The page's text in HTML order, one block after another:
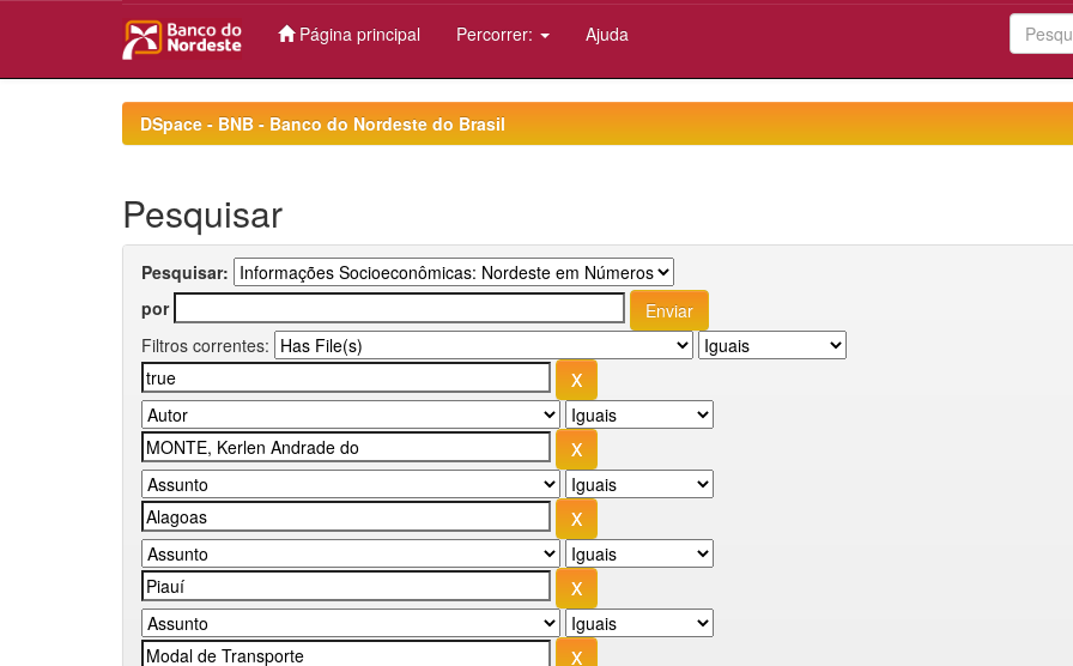
Página principal Percorrer: Ajuda
DSpace - BNB - Banco do Nordeste do Brasil
Pesquisar
Pesquisar:
por
Filtros correntes: